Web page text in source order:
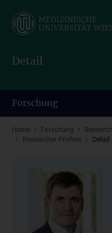
main
Detail
Forschung
Home Forschung
Researcher Profiles
Detail